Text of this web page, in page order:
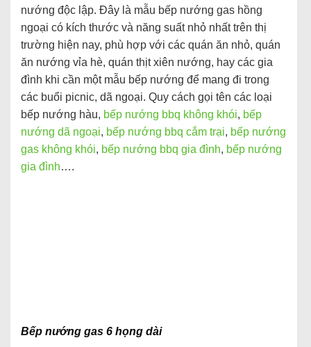
nướng độc lập. Đây là mẫu bếp nướng gas hồng
ngoại có kích thước và năng suất nhỏ nhất trên thị
trường hiện nay, phù hợp với các quán ăn nhỏ, quán
ăn nướng vỉa hè, quán thịt xiên nướng, hay các gia
đình khi cần một mẫu bếp nướng để mang đi trong
các buổi picnic, dã ngoại. Quy cách gọi tên các loại
bếp nướng hàu, bếp nướng bbq không khói, bếp
nướng dã ngoại, bếp nướng bbq cắm trại, bếp nướng
gas không khói, bếp nướng bbq gia đình, bếp nướng
gia đình….
Bếp nướng gas 6 họng dài